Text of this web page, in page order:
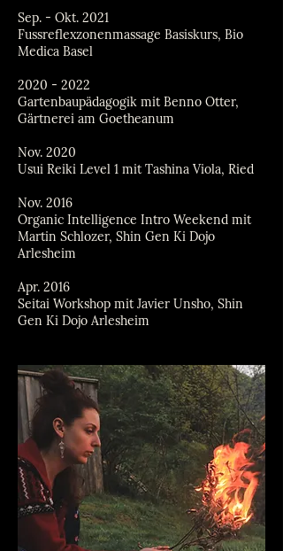
Sep. - Okt. 2021
Fussreflexzonenmassage Basiskurs, Bio
Medica Basel
2020 - 2022
Gartenbaupädagogik mit Benno Otter,
Gärtnerei am Goetheanum
Nov. 2020
Usui Reiki Level 1 mit Tashina Viola, Ried
Nov. 2016
Organic Intelligence Intro Weekend mit
Martin Schlozer, Shin Gen Ki Dojo
Arlesheim
Apr. 2016
Seitai Workshop mit Javier Unsho, Shin
Gen Ki Dojo Arlesheim